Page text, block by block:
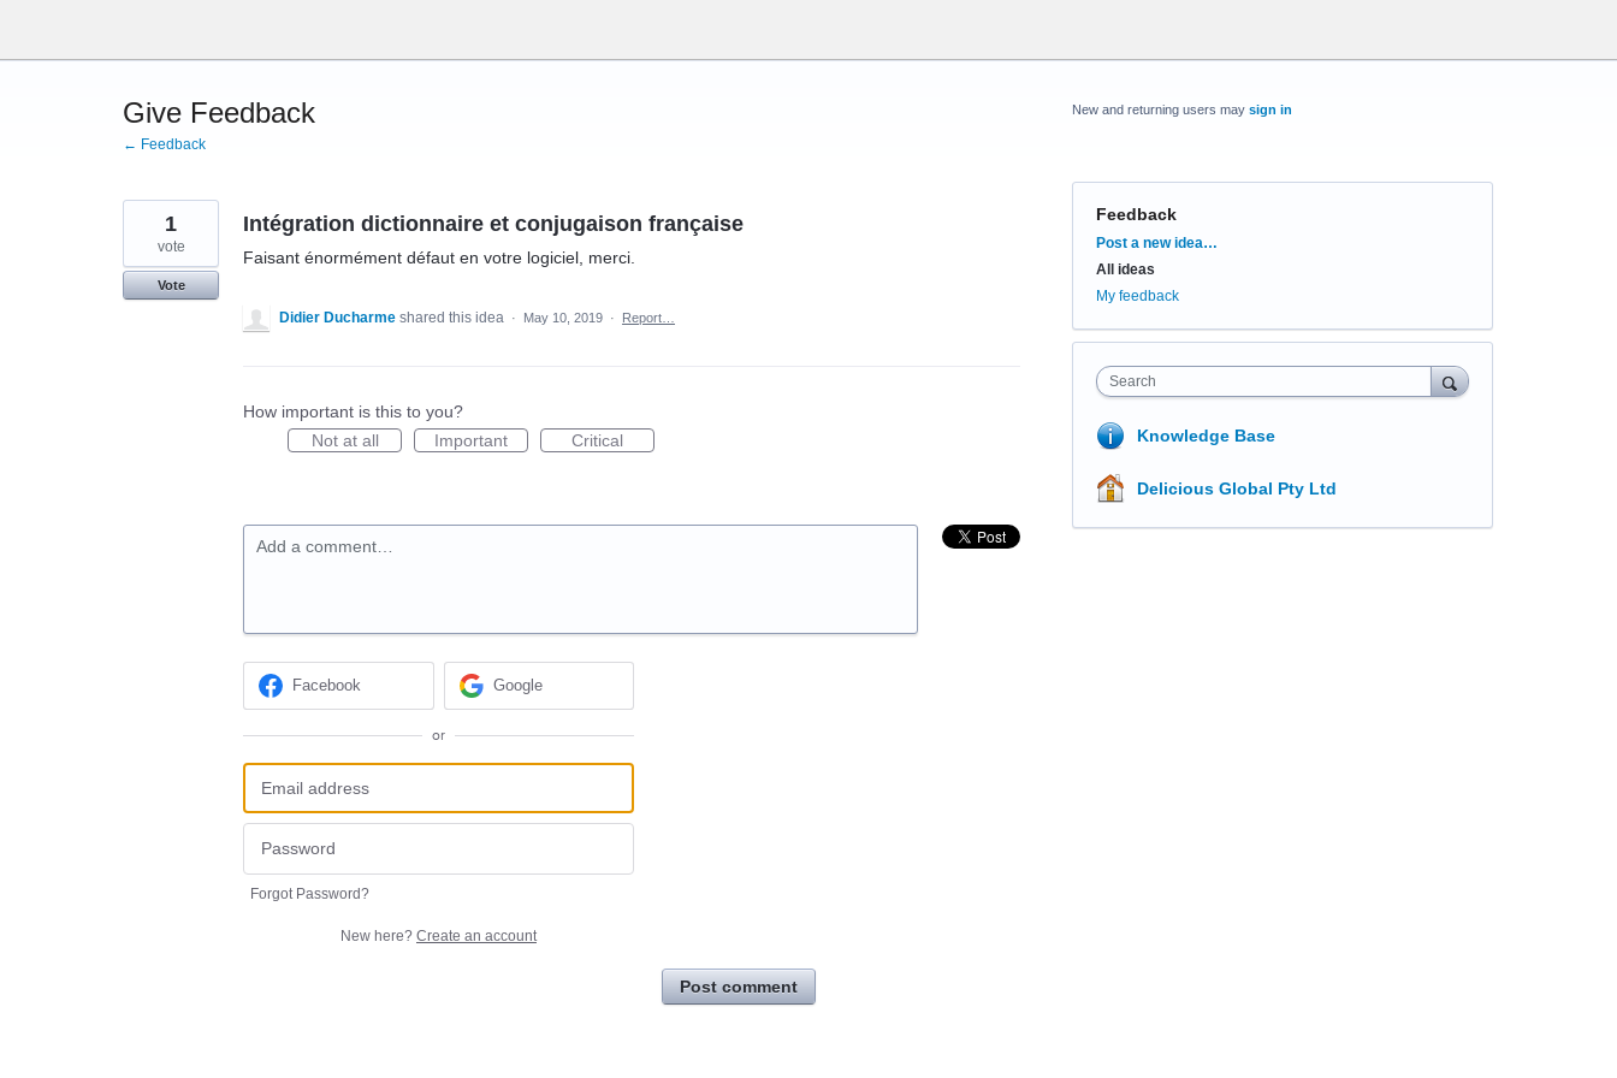
content
Give Feedback
← Feedback
Intégration dictionnaire et conjugaison française
Faisant énormément défaut en votre logiciel, merci.
1
vote
Vote
Didier Ducharme shared this idea · May 10, 2019 · Report…
How important is this to you?
Not at all
Important Critical
Add a comment…
Facebook Google
or
Forgot Password?
New here? Create an account
Post comment
New and returning users may sign in
Feedback
Categories
Post a new idea…
All ideas
My feedback
Search
Knowledge Base
Delicious Global Pty Ltd